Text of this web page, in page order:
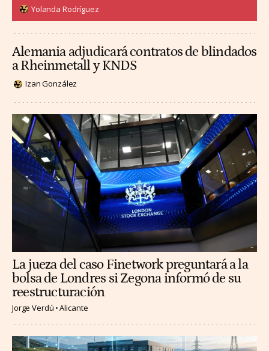
Yolanda Rodríguez
Alemania adjudicará contratos de blindados
a Rheinmetall y KNDS
Izan González
La jueza del caso Finetwork preguntará a la
bolsa de Londres si Zegona informó de su
reestructuración
Jorge Verdú Alicante